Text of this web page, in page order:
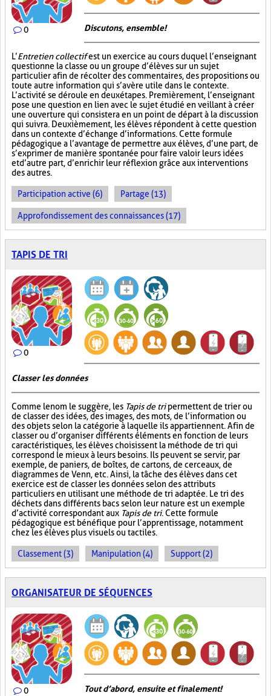
0 Discutons, ensemble!
L’Entretien collectifest un exercice au cours duquel l’enseignant
questionne la classe ou un groupe d’élèves sur un sujet
particulier afin de récolter des commentaires, des propositions ou
toute autre information qui s’avère utile dans le contexte.
L’activité se déroule en deux étapes. Premièrement, l’enseignant
pose une question en lien avec le sujet étudié en veillant à créer
une ouverture qui consistera en un point de départ à la discussion
qui suivra. Deuxièmement, les élèves répondent à cette question
dans un contexte d’échange d’informations. Cette formule
pédagogique a l’avantage de permettre aux élèves, d’une part, de
s’exprimer de manière spontanée pour faire valoir leurs idées
et d’autre part, d’enrichir leur réflexion grâce aux interventions
des autres.
Participation active (6) Partage (13)
Approfondissement des connaissances (17)
TAPIS DE TRI
0
Classer les données
Comme le nom le suggère, les Tapis de tripermettent de trier ou
de classer des idées, des images, des mots, de l’information ou
des objets selon la catégorie à laquelle ils appartiennent. Afin de
classer ou d’organiser différents éléments en fonction de leurs
caractéristiques, les élèves choisissent la méthode de tri qui
correspond le mieux à leurs besoins. Ils peuvent se servir, par
exemple, de paniers, de boîtes, de cartons, de cerceaux, de
diagrammes de Venn, etc. Ainsi, la tâche des élèves dans cet
exercice est de classer les données selon des attributs
particuliers en utilisant une méthode de tri adaptée. Le tri des
déchets dans différents bacs selon leur nature est un exemple
d’activité correspondant aux Tapis de tri. Cette formule
pédagogique est bénéfique pour l’apprentissage, notamment
chez les élèves plus visuels ou tactiles.
Classement (3) Manipulation (4) Support (2)
ORGANISATEUR DE SÉQUENCES
0 Tout d’abord, ensuite et finalement!